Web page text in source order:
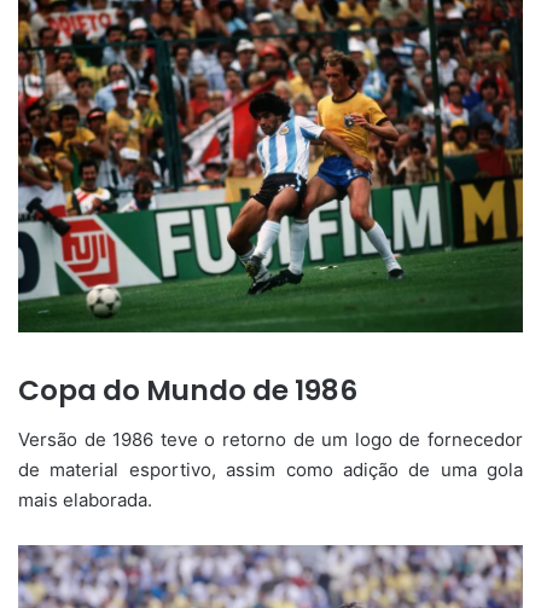
Copa do Mundo de 1986
Versão de 1986 teve o retorno de um logo de fornecedor
de material esportivo, assim como adição de uma gola
mais elaborada.